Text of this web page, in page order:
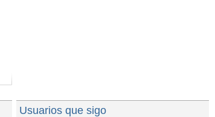
Usuarios que sigo